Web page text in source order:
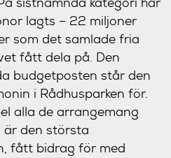
lagts – 22 miljoner
som det samlade fria
fått dela på. Den
budgetposten står den
i Rådhusparken för.
alla de arrangemang
är den största
fått bidrag för med